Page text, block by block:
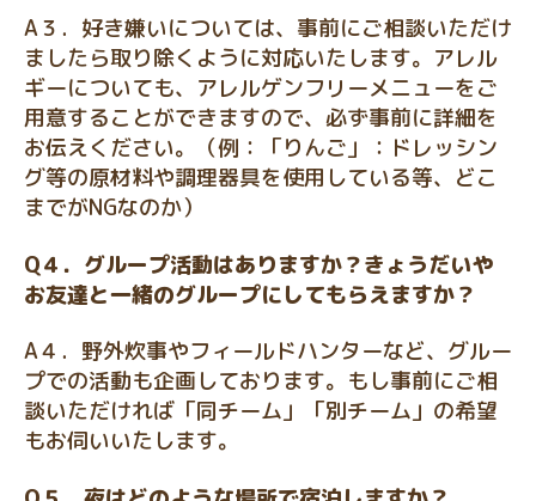
A３．好き嫌いについては、事前にご相談いただけ
ましたら取り除くように対応いたします。アレル
ギーについても、アレルゲンフリーメニューをご
用意することができますので、必ず事前に詳細を
お伝えください。（例：「りんご」：ドレッシン
グ等の原材料や調理器具を使用している等、どこ
までがNGなのか）
Q４．グループ活動はありますか？きょうだいや
お友達と一緒のグループにしてもらえますか？
A４．野外炊事やフィールドハンターなど、グルー
プでの活動も企画しております。もし事前にご相
談いただければ「同チーム」「別チーム」の希望
もお伺いいたします。